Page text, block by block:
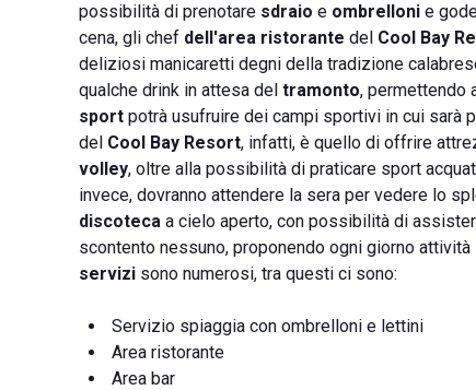
possibilità di prenotare sdraio e ombrelloni e
cena, gli chef dell'area ristorante del Cool Bay
deliziosi manicaretti degni della tradizione
qualche drink in attesa del tramonto, permettendo
sport potrà usufruire dei campi sportivi in cui sarà
del Cool Bay Resort, infatti, è quello di offrire
volley, oltre alla possibilità di praticare sport
invece, dovranno attendere la sera per vedere lo
discoteca a cielo aperto, con possibilità di
scontento nessuno, proponendo ogni giorno
servizi sono numerosi, tra questi ci sono:
Servizio spiaggia con ombrelloni e lettini
Area ristorante
Area bar